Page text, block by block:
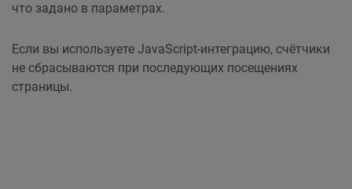
что задано в параметрах.
Если вы используете JavaScript-интеграцию, счётчики
не сбрасываются при последующих посещениях
страницы.